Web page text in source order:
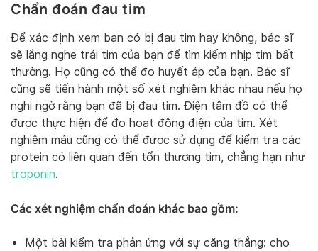
Chẩn đoán đau tim
Để xác định xem bạn có bị đau tim hay không, bác sĩ
sẽ lắng nghe trái tim của bạn để tìm kiếm nhịp tim bất
thường. Họ cũng có thể đo huyết áp của bạn. Bác sĩ
cũng sẽ tiến hành một số xét nghiệm khác nhau nếu họ
nghi ngờ rằng bạn đã bị đau tim. Điện tâm đồ có thể
được thực hiện để đo hoạt động điện của tim. Xét
nghiệm máu cũng có thể được sử dụng để kiểm tra các
protein có liên quan đến tổn thương tim, chẳng hạn như
troponin.
Các xét nghiệm chẩn đoán khác bao gồm:
Một bài kiểm tra phản ứng với sự căng thẳng: cho